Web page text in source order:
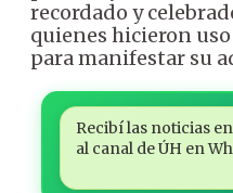
recordado y
quienes hicieron
para manifestar su
Recibí las noticias
al canal de ÚH en